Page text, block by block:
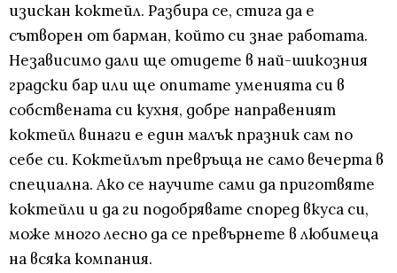
изискан коктейл. Разбира се, стига да е
сътворен от барман, който си знае работата.
Независимо дали ще отидете в най-шикозния
градски бар или ще опитате уменията си в
собствената си кухня, добре направеният
коктейл винаги е един малък празник сам по
себе си. Коктейлът превръща не само вечерта в
специална. Ако се научите сами да приготвяте
коктейли и да ги подобрявате според вкуса си,
може много лесно да се превърнете в любимеца
на всяка компания.